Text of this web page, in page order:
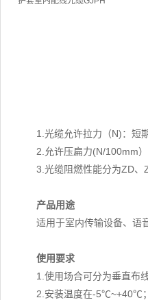
1.光缆允许拉力（N)：短
2.允许压扁力(N/100mm
3.光缆阻燃性能分为ZD、
产品用途
适用于室内传输设备、语
使用要求
1.使用场合可分为垂直布
2.安装温度在-5℃~+40℃